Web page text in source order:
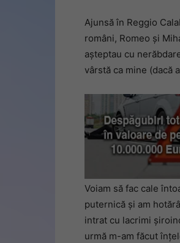
Ajunsă în Reggio
români, Romeo și
așteptau cu
vârstă ca mine (dacă
Voiam să fac cale
puternică și am
intrat cu lacrimi
urmă m-am făcut